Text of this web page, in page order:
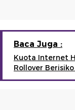
Baca Juga :
Kuota Internet
Rollover